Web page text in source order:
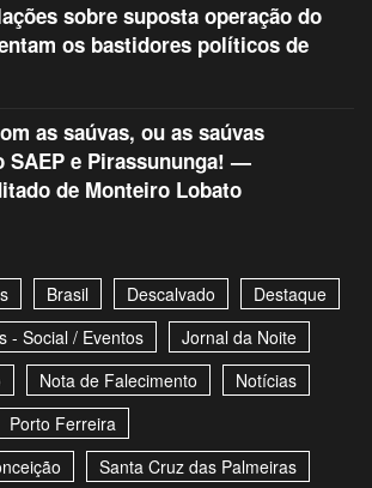
sobre suposta operação do
os bastidores políticos de
as saúvas, ou as saúvas
SAEP e Pirassununga! —
de Monteiro Lobato
Brasil Descalvado
Destaque
- Social / Eventos
Jornal da Noite
Nota de Falecimento
Notícias
Porto Ferreira
Santa Cruz das Palmeiras